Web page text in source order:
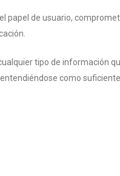
papel de usuario,
tipo de información
como